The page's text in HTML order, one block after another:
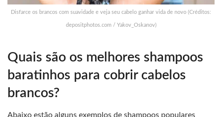
Disfarce os brancos com suavidade e veja seu cabelo ganhar vida de novo (Créditos:
depositphotos.com / Yakov_Oskanov)
Quais são os melhores shampoos
baratinhos para cobrir cabelos
brancos?
Abaixo estão alguns exemplos de shampoos populares